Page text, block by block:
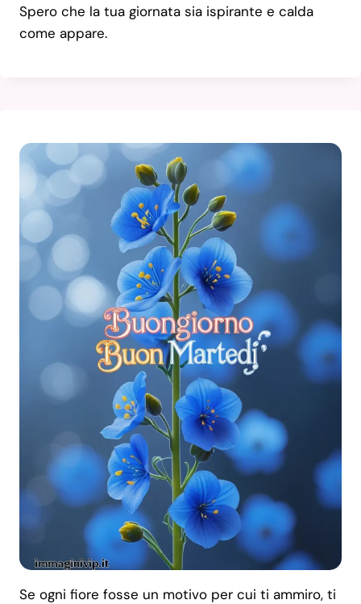
Spero che la tua giornata sia ispirante e calda
come appare.
Se ogni fiore fosse un motivo per cui ti ammiro, ti